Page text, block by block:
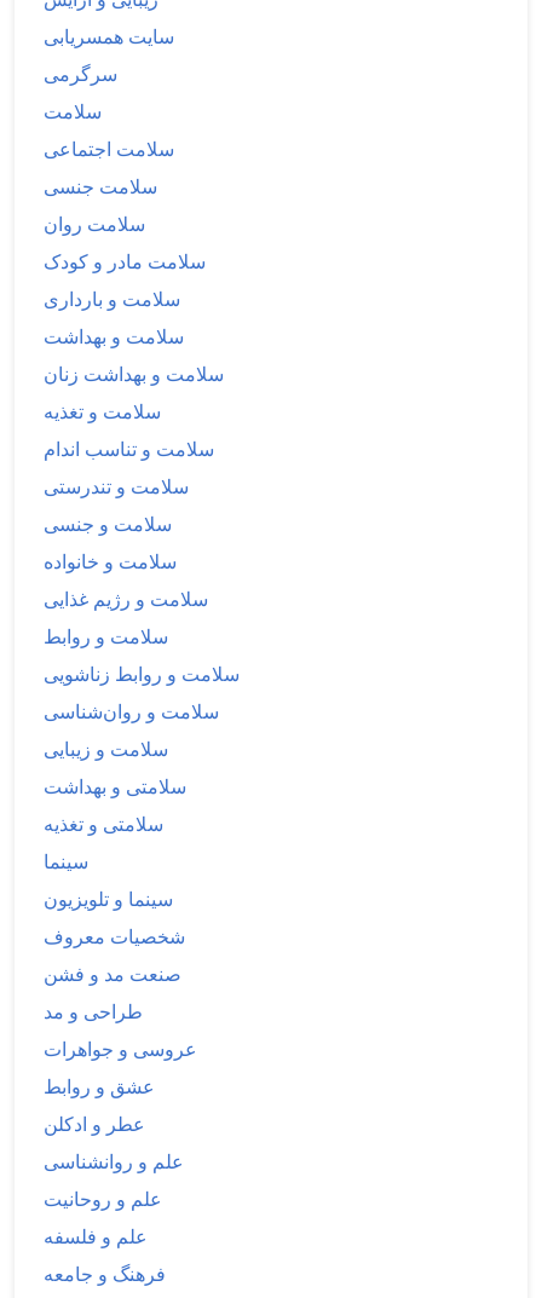
سایت همسریابی
سرگرمی
سلامت
سلامت اجتماعی
سلامت جنسی
سلامت روان
سلامت مادر و کودک
سلامت و بارداری
سلامت و بهداشت
سلامت و بهداشت زنان
سلامت و تغذیه
سلامت و تناسب اندام
سلامت و تندرستی
سلامت و جنسی
سلامت و خانواده
سلامت و رژیم غذایی
سلامت و روابط
سلامت و روابط زناشویی
سلامت و روان‌شناسی
سلامت و زیبایی
سلامتی و بهداشت
سلامتی و تغذیه
سینما
سینما و تلویزیون
شخصیات معروف
صنعت مد و فشن
طراحی و مد
عروسی و جواهرات
عشق و روابط
عطر و ادکلن
علم و روانشناسی
علم و روحانیت
علم و فلسفه
فرهنگ و جامعه